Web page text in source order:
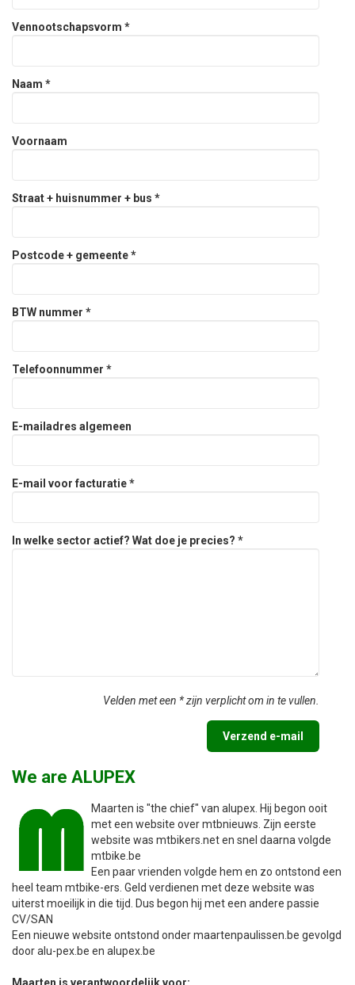
Vennootschapsvorm *
Naam *
Voornaam
Straat + huisnummer + bus *
Postcode + gemeente *
BTW nummer *
Telefoonnummer *
E-mailadres algemeen
E-mail voor facturatie *
In welke sector actief? Wat doe je precies? *
Velden met een * zijn verplicht om in te vullen.
Verzend e-mail
We are ALUPEX
Maarten is "the chief" van alupex. Hij begon ooit
met een website over mtbnieuws. Zijn eerste
website was mtbikers.net en snel daarna volgde
mtbike.be
Een paar vrienden volgde hem en zo ontstond een
heel team mtbike-ers. Geld verdienen met deze website was
uiterst moeilijk in die tijd. Dus begon hij met een andere passie
CV/SAN
Een nieuwe website ontstond onder maartenpaulissen.be gevolgd
door alu-pex.be en alupex.be